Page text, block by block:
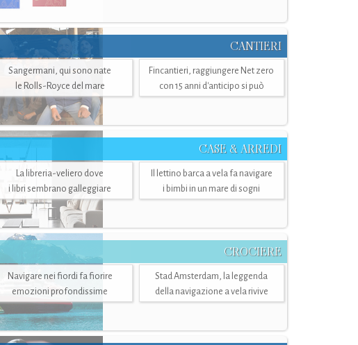
CANTIERI
Sangermani, qui sono nate
le Rolls-Royce del mare
Fincantieri, raggiungere Net zero
con 15 anni d'anticipo si può
CASE & ARREDI
La libreria-veliero dove
i libri sembrano galleggiare
Il lettino barca a vela fa navigare
i bimbi in un mare di sogni
CROCIERE
Navigare nei fiordi fa fiorire
emozioni profondissime
Stad Amsterdam, la leggenda
della navigazione a vela rivive